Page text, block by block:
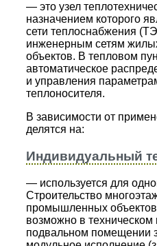
— это узел
назначением которого
сети теплоснабжения
инженерным сетям
объектов. В тепловом
автоматическое
и управления
теплоносителя.
В зависимости от
делятся на:
Индивидуальный
— используется для
Строительство
промышленных
возможно в
подвальном помещении